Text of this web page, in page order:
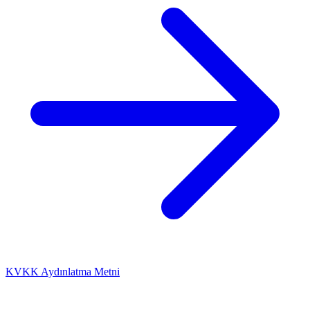
KVKK Aydınlatma Metni